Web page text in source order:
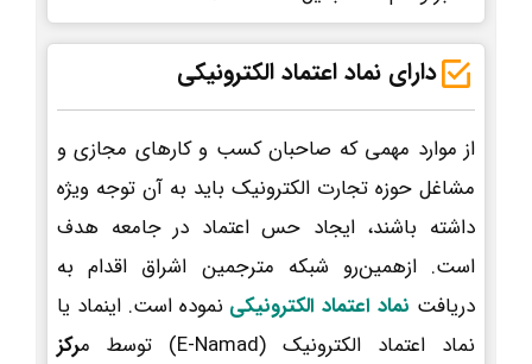
دارای نماد اعتماد الکترونیکی
از موارد مهمی که صاحبان کسب و کارهای مجازی و
مشاغل حوزه تجارت الکترونیک باید به آن توجه ویژه
داشته باشند، ایجاد حس اعتماد در جامعه هدف
است. ازهمین‌رو شبکه مترجمین اشراق اقدام به
دریافت نماد اعتماد الکترونیکی نموده است. اینماد یا
نماد اعتماد الکترونیک (E-Namad) توسط م
رکز